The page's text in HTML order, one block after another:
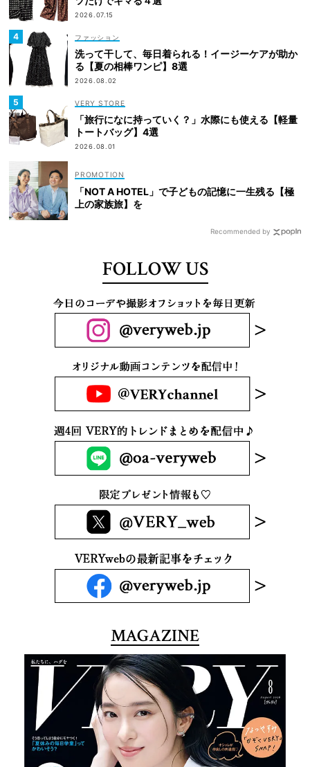
2026.07.15
ファッション
洗って干して、毎日着られる！イージーケアが助か
る【夏の相棒ワンピ】8選
2026.08.02
VERY STORE
「旅行になに持っていく？」水際にも使える【軽量
トートバッグ】4選
2026.08.01
「NOT A HOTEL」で子どもの記憶に一生残る【極
上の家族旅】を
Recommended by
FOLLOW US
MAGAZINE